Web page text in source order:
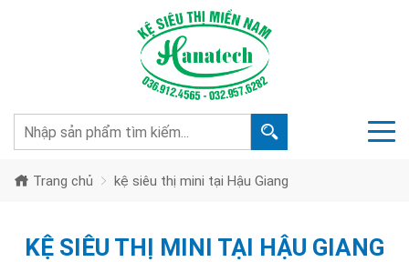
Trang chủ kệ siêu thị mini tại Hậu Giang
KỆ SIÊU THỊ MINI TẠI HẬU GIANG